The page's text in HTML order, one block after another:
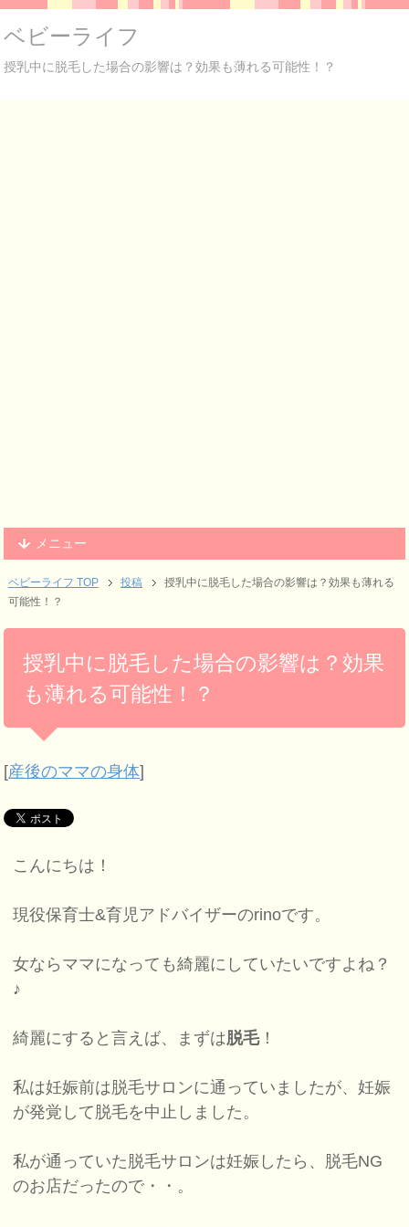
ベビーライフ
授乳中に脱毛した場合の影響は？効果も薄れる可能性！？
メニュー
ベビーライフ TOP 投稿
授乳中に脱毛した場合の影響は？効果も薄れる
可能性！？
授乳中に脱毛した場合の影響は？効果
も薄れる可能性！？
[産後のママの身体]
こんにちは！
現役保育士&育児アドバイザーのrinoです。
女ならママになっても綺麗にしていたいですよね？
♪
綺麗にすると言えば、まずは脱毛！
私は妊娠前は脱毛サロンに通っていましたが、妊娠
が発覚して脱毛を中止しました。
私が通っていた脱毛サロンは妊娠したら、脱毛NG
のお店だったので・・。